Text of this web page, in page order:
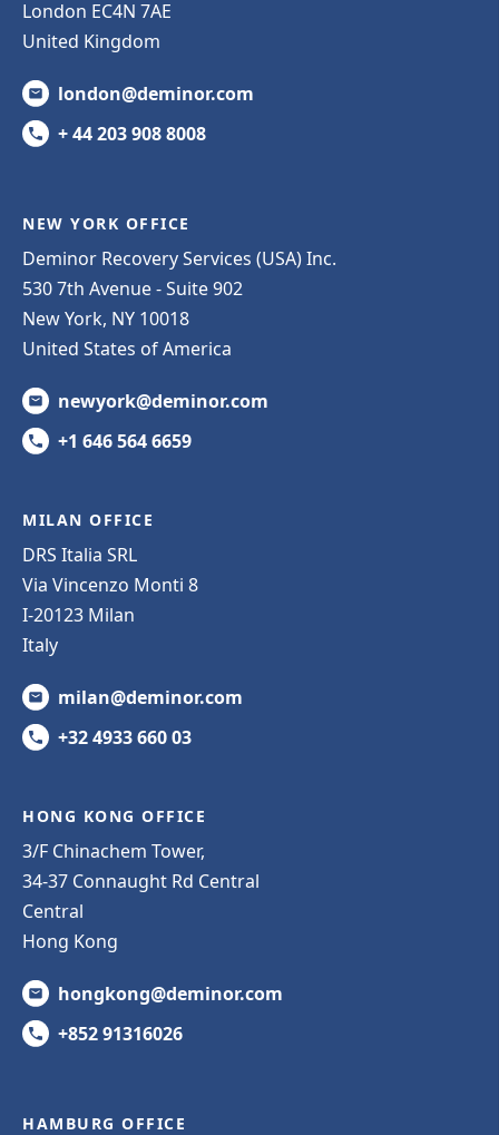
London EC4N 7AE
United Kingdom
london@deminor.com
+ 44 203 908 8008
NEW YORK OFFICE
Deminor Recovery Services (USA) Inc.
530 7th Avenue - Suite 902
New York, NY 10018
United States of America
newyork@deminor.com
+1 646 564 6659
MILAN OFFICE
DRS Italia SRL
Via Vincenzo Monti 8
I-20123 Milan
Italy
milan@deminor.com
+32 4933 660 03
HONG KONG OFFICE
3/F Chinachem Tower,
34-37 Connaught Rd Central
Central
Hong Kong
hongkong@deminor.com
+852 91316026
HAMBURG OFFICE